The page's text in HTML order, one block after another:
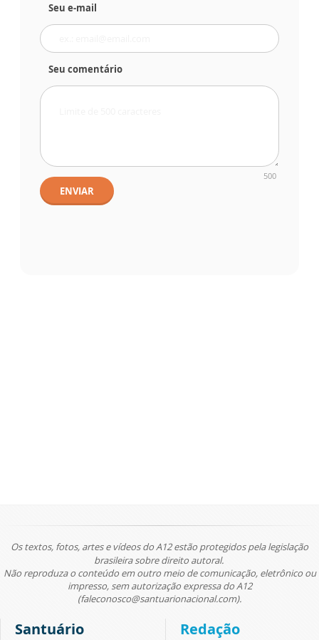
Seu e-mail
Seu comentário
500
ENVIAR
Os textos, fotos, artes e vídeos do A12 estão protegidos pela legislação
brasileira sobre direito autoral.
Não reproduza o conteúdo em outro meio de comunicação, eletrônico ou
impresso, sem autorização expressa do A12
(faleconosco@santuarionacional.com).
Santuário Redação